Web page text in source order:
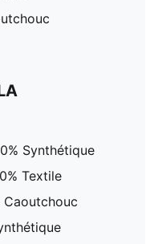
Synthétique
Textile
Caoutchouc